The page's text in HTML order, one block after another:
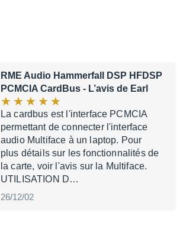
RME Audio Hammerfall DSP HFDSP
PCMCIA CardBus - L’avis de Earl
La cardbus est l'interface PCMCIA
permettant de connecter l'interface
audio Multiface à un laptop. Pour
plus détails sur les fonctionnalités de
la carte, voir l'avis sur la Multiface.
UTILISATION D…
26/12/02